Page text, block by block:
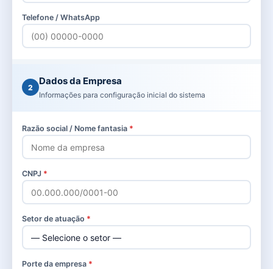
Telefone / WhatsApp
2
Dados da Empresa
Informações para configuração inicial do sistema
Razão social / Nome fantasia *
CNPJ *
Setor de atuação *
Porte da empresa *